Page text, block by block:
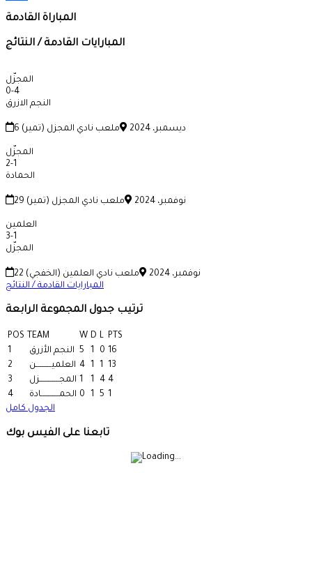
Share
المباراة القادمة
المبارايات القادمة / النتائج
المجزّل
0-4
النجم الازرق
6 ديسمبر، 2024 ملعب نادي المجزل (تمير)
المجزّل
2-1
الحمادة
29 نوفمبر، 2024 ملعب نادي المجزل (تمير)
العلمين
3-1
المجزّل
22 نوفمبر، 2024
ملعب نادي العلمين (الخفجي)
المبارايات القادمة / النتائج
ترتيب جدول المجموعة الرابعة
POS TEAM W D L PTS
1
النجم الأزرق 5 1 0 16
2
العلميـــــــــــن 4 1 1
13
3
المجــــــــــــــزل 1 1 4 4
4
الحمـــــــــــــادة 0 1 5 1
الجدول كامل
تابعنا على الفيس بوك